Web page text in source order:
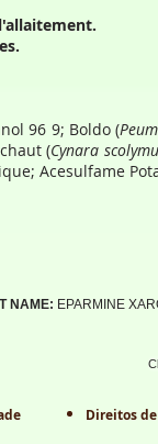
96 9; Boldo (
(Cynara
Acesulfame
NAME: EPARMINE
Direitos